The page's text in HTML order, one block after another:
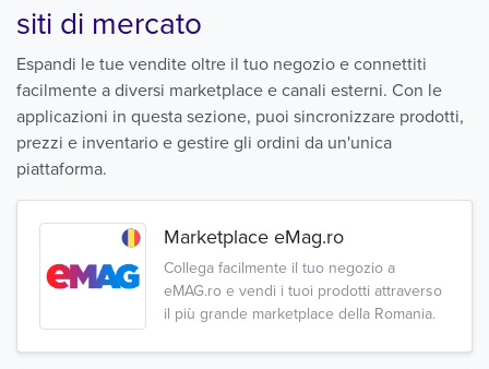
siti di mercato
Espandi le tue vendite oltre il tuo negozio e connettiti
facilmente a diversi marketplace e canali esterni. Con le
applicazioni in questa sezione, puoi sincronizzare prodotti,
prezzi e inventario e gestire gli ordini da un'unica
piattaforma.
Marketplace eMag.ro
Collega facilmente il tuo negozio a
eMAG.ro e vendi i tuoi prodotti attraverso
il più grande marketplace della Romania.